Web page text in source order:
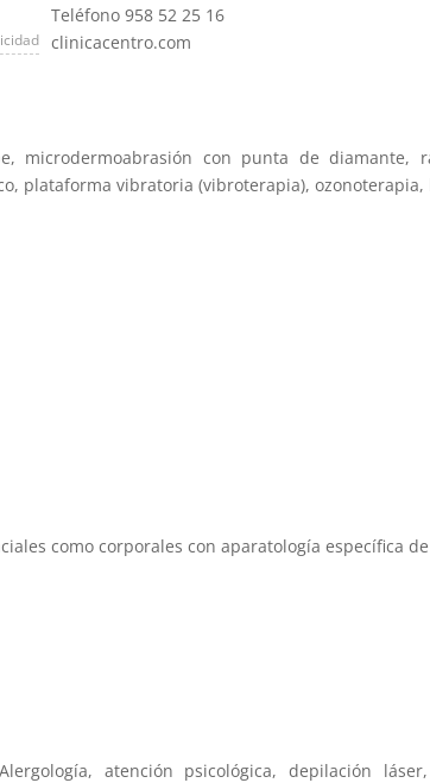
Teléfono 958 52 25 16
clinicacentro.com
microdermoabrasión con punta de diamante,
plataforma vibratoria (vibroterapia), ozonoterapia,
como corporales con aparatología específica
atención psicológica, depilación